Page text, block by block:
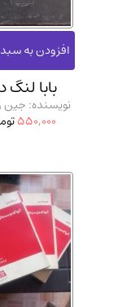
اقتصادی، بازاریابی و مالی
کتاب های متفرقه(102)
کامپیوتر و نرم افزار(13)
آشپزی و خوراکی(25)
سرگرمی و بازی(7)
(116)
رمان و داستان خارجی
حقوقی و قانون(47)
کتاب های مصور رنگی
بابا لنگ
نویسنده: جین
550,000